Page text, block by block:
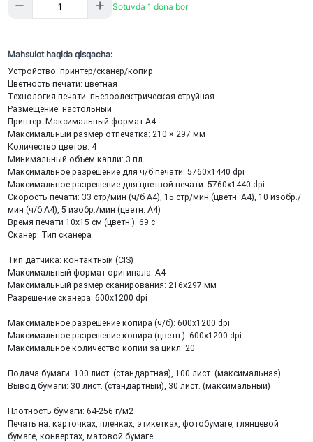
Sotuvda 1 dona bor
Mahsulot haqida qisqacha:
Устройство: принтер/сканер/копир
Цветность печати: цветная
Технология печати: пьезоэлектрическая струйная
Размещение: настольный
Принтер: Максимальный формат A4
Максимальный размер отпечатка: 210 × 297 мм
Количество цветов: 4
Минимальный объем капли: 3 пл
Максимальное разрешение для ч/б печати: 5760x1440 dpi
Максимальное разрешение для цветной печати: 5760x1440 dpi
Скорость печати: 33 стр/мин (ч/б А4), 15 стр/мин (цветн. А4), 10 изобр./
мин (ч/б А4), 5 изобр./мин (цветн. А4)
Время печати 10x15 см (цветн.): 69 с
Сканер: Тип сканера
Тип датчика: контактный (CIS)
Максимальный формат оригинала: A4
Максимальный размер сканирования: 216x297 мм
Разрешение сканера: 600x1200 dpi
Максимальное разрешение копира (ч/б): 600x1200 dpi
Максимальное разрешение копира (цветн.): 600x1200 dpi
Максимальное количество копий за цикл: 20
Подача бумаги: 100 лист. (стандартная), 100 лист. (максимальная)
Вывод бумаги: 30 лист. (стандартный), 30 лист. (максимальный)
Плотность бумаги: 64-256 г/м2
Печать на: карточках, пленках, этикетках, фотобумаге, глянцевой
бумаге, конвертах, матовой бумаге